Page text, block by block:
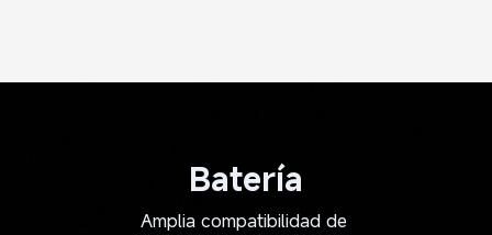
Batería
Amplia compatibilidad de